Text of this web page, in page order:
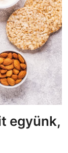
együnk,